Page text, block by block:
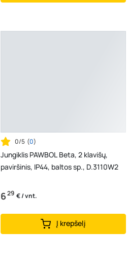
0/5 (0)
Jungiklis PAWBOL Beta, 2 klavišų,
paviršinis, IP44, baltos sp., D.3110W2
629 € / vnt.
Į krepšelį